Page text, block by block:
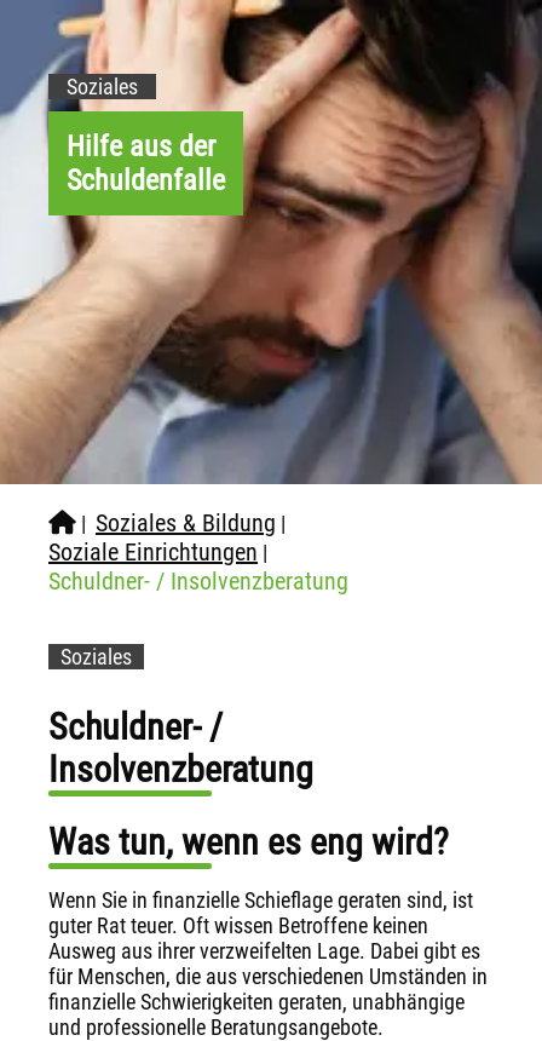
Soziales
Hilfe aus der
Schuldenfalle
| Soziales & Bildung |
Soziale Einrichtungen |
Schuldner- / Insolvenzberatung
Soziales
Schuldner- /
Insolvenzberatung
Was tun, wenn es eng wird?
Wenn Sie in finanzielle Schieflage geraten sind, ist
guter Rat teuer. Oft wissen Betroffene keinen
Ausweg aus ihrer verzweifelten Lage. Dabei gibt es
für Menschen, die aus verschiedenen Umständen in
finanzielle Schwierigkeiten geraten, unabhängige
und professionelle Beratungsangebote.